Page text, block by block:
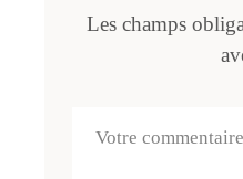
Les champs